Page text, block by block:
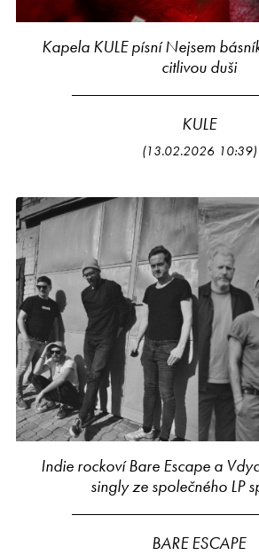
Kapela KULE písní Nejsem
citlivou duši
KULE
(13.02.2026 10:39)
Indie rockoví Bare Escape a
singly ze společného LP
BARE ESCAPE